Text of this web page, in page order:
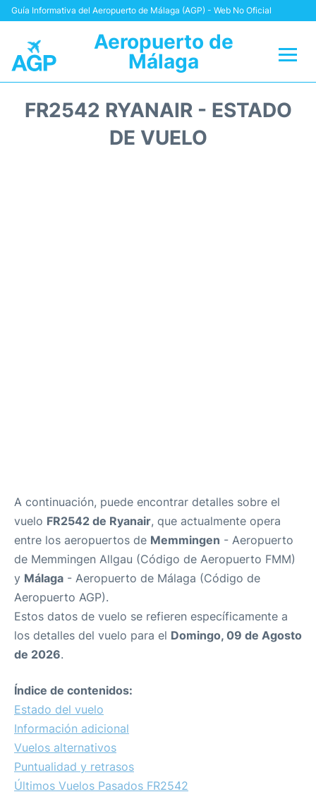
Guía Informativa del Aeropuerto de Málaga (AGP) - Web No Oficial
Aeropuerto de
Málaga
FR2542 RYANAIR - ESTADO
DE VUELO
A continuación, puede encontrar detalles sobre el
vuelo FR2542 de Ryanair, que actualmente opera
entre los aeropuertos de Memmingen - Aeropuerto
de Memmingen Allgau (Código de Aeropuerto FMM)
y Málaga - Aeropuerto de Málaga (Código de
Aeropuerto AGP).
Estos datos de vuelo se refieren específicamente a
los detalles del vuelo para el Domingo, 09 de Agosto
de 2026.
Índice de contenidos:
Estado del vuelo
Información adicional
Vuelos alternativos
Puntualidad y retrasos
Últimos Vuelos Pasados FR2542